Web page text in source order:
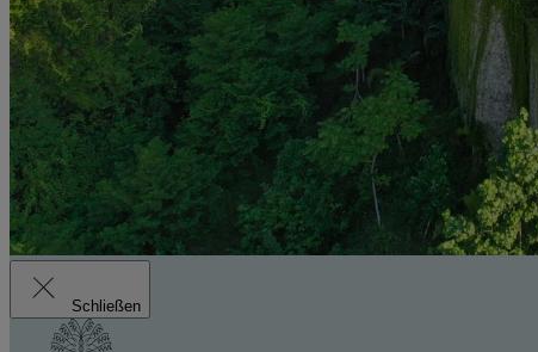
Schließen